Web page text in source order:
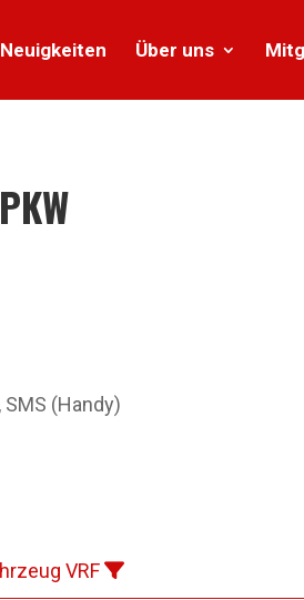
Neuigkeiten Über uns
(Handy)
VRF